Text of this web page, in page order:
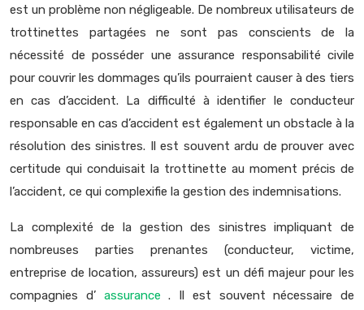
est un problème non négligeable. De nombreux utilisateurs de
trottinettes partagées ne sont pas conscients de la
nécessité de posséder une assurance responsabilité civile
pour couvrir les dommages qu’ils pourraient causer à des tiers
en cas d’accident. La difficulté à identifier le conducteur
responsable en cas d’accident est également un obstacle à la
résolution des sinistres. Il est souvent ardu de prouver avec
certitude qui conduisait la trottinette au moment précis de
l’accident, ce qui complexifie la gestion des indemnisations.
La complexité de la gestion des sinistres impliquant de
nombreuses parties prenantes (conducteur, victime,
entreprise de location, assureurs) est un défi majeur pour les
compagnies d’ assurance. Il est souvent nécessaire de